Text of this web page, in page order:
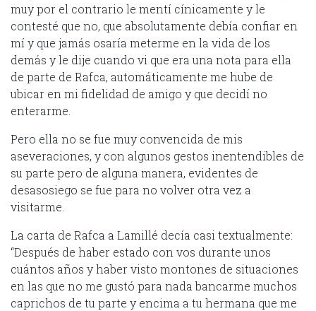
muy por el contrario le mentí cínicamente y le
contesté que no, que absolutamente debía confiar en
mí y que jamás osaría meterme en la vida de los
demás y le dije cuando vi que era una nota para ella
de parte de Rafca, automáticamente me hube de
ubicar en mi fidelidad de amigo y que decidí no
enterarme.
Pero ella no se fue muy convencida de mis
aseveraciones, y con algunos gestos inentendibles de
su parte pero de alguna manera, evidentes de
desasosiego se fue para no volver otra vez a
visitarme.
La carta de Rafca a Lamillé decía casi textualmente:
“Después de haber estado con vos durante unos
cuántos años y haber visto montones de situaciones
en las que no me gustó para nada bancarme muchos
caprichos de tu parte y encima a tu hermana que me